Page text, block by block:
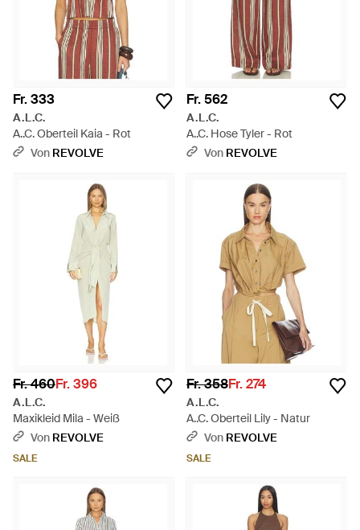
Fr. 333
A.L.C.
A..C. Oberteil Kaia - Rot
Von REVOLVE
Fr. 562
A.L.C.
A..C. Hose Tyler - Rot
Von REVOLVE
Fr. 460Fr. 396
A.L.C.
Maxikleid Mila - Weiß
Von REVOLVE
SALE
Fr. 358Fr. 274
A.L.C.
A..C. Oberteil Lily - Natur
Von REVOLVE
SALE